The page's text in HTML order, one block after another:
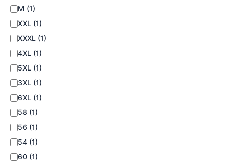
M (1)
XXL (1)
XXXL (1)
4XL (1)
5XL (1)
3XL (1)
6XL (1)
58 (1)
56 (1)
54 (1)
60 (1)